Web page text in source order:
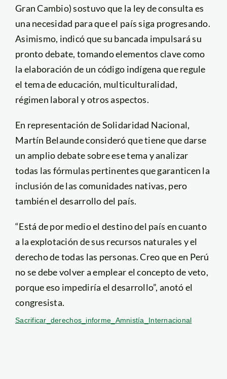
Gran Cambio) sostuvo que la ley de consulta es
una necesidad para que el país siga progresando.
Asimismo, indicó que su bancada impulsará su
pronto debate, tomando elementos clave como
la elaboración de un código indígena que regule
el tema de educación, multiculturalidad,
régimen laboral y otros aspectos.
En representación de Solidaridad Nacional,
Martín Belaunde consideró que tiene que darse
un amplio debate sobre ese tema y analizar
todas las fórmulas pertinentes que garanticen la
inclusión de las comunidades nativas, pero
también el desarrollo del país.
“Está de por medio el destino del país en cuanto
a la explotación de sus recursos naturales y el
derecho de todas las personas. Creo que en Perú
no se debe volver a emplear el concepto de veto,
porque eso impediría el desarrollo”, anotó el
congresista.
Sacrificar_derechos_informe_Amnistía_Internacional